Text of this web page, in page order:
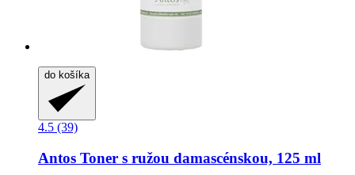
do košíka
4.5 (39)
Antos Toner s ružou damascénskou, 125 ml